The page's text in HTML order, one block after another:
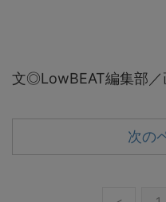
文◎LowBEAT編集部
次の